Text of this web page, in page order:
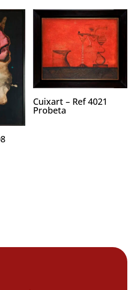
Cuixart – Ref 4021
Probeta